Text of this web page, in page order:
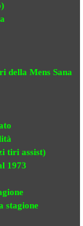
della Mens Sana
tiri assist)
1973
stagione